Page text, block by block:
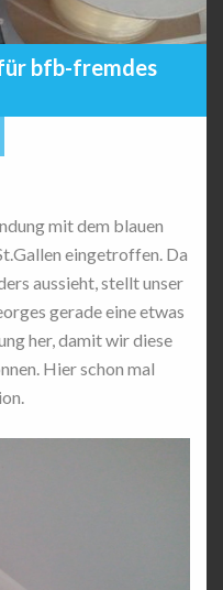
bfb-fremdes
mit dem blauen
eingetroffen. Da
aussieht, stellt unser
gerade eine etwas
her, damit wir diese
Hier schon mal